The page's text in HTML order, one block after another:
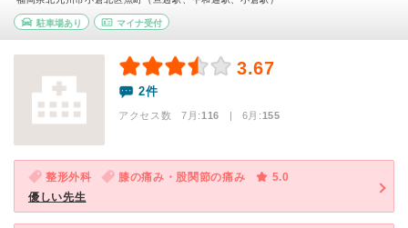
駐車場あり マイナ受付
3.67
2件
アクセス数 7月:116 | 6月:155
整形外科 膝の痛み・股関節の痛み
5.0
優しい先生